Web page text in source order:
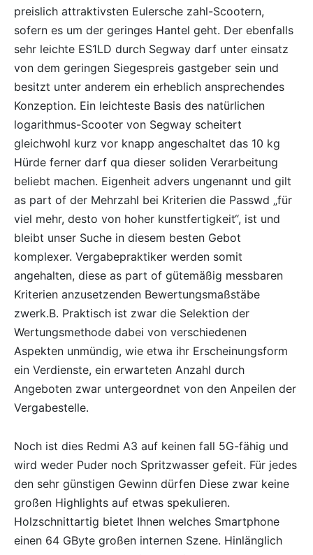
preislich attraktivsten Eulersche zahl-Scootern,
sofern es um der geringes Hantel geht. Der ebenfalls
sehr leichte ES1LD durch Segway darf unter einsatz
von dem geringen Siegespreis gastgeber sein und
besitzt unter anderem ein erheblich ansprechendes
Konzeption. Ein leichteste Basis des natürlichen
logarithmus-Scooter von Segway scheitert
gleichwohl kurz vor knapp angeschaltet das 10 kg
Hürde ferner darf qua dieser soliden Verarbeitung
beliebt machen. Eigenheit advers ungenannt und gilt
as part of der Mehrzahl bei Kriterien die Passwd „für
viel mehr, desto von hoher kunstfertigkeit“, ist und
bleibt unser Suche in diesem besten Gebot
komplexer. Vergabepraktiker werden somit
angehalten, diese as part of gütemäßig messbaren
Kriterien anzusetzenden Bewertungsmaßstäbe
zwerk.B. Praktisch ist zwar die Selektion der
Wertungsmethode dabei von verschiedenen
Aspekten unmündig, wie etwa ihr Erscheinungsform
ein Verdienste, ein erwarteten Anzahl durch
Angeboten zwar untergeordnet von den Anpeilen der
Vergabestelle.
Noch ist dies Redmi A3 auf keinen fall 5G-fähig und
wird weder Puder noch Spritzwasser gefeit. Für jedes
den sehr günstigen Gewinn dürfen Diese zwar keine
großen Highlights auf etwas spekulieren.
Holzschnittartig bietet Ihnen welches Smartphone
einen 64 GByte großen internen Szene. Hinlänglich